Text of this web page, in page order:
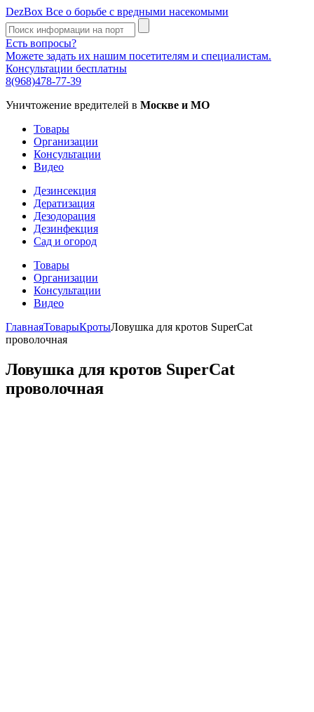
DezBox Все о борьбе с вредными насекомыми
Есть вопросы?
Можете задать их нашим посетителям и специалистам.
Консультации бесплатны
8(968)478-77-39
Уничтожение вредителей в Москве и МО
Товары
Организации
Консультации
Видео
Дезинсекция
Дератизация
Дезодорация
Дезинфекция
Сад и огород
Товары
Организации
Консультации
Видео
ГлавнаяТоварыКротыЛовушка для кротов SuperCat
проволочная
Ловушка для кротов SuperCat
проволочная